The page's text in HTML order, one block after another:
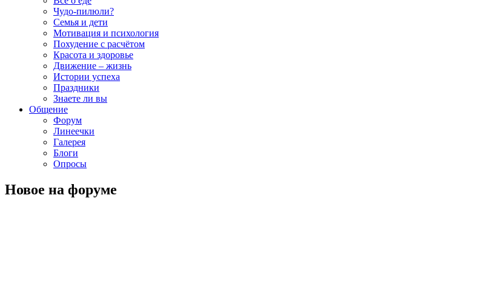
Чудо-пилюли?
Семья и дети
Мотивация и психология
Похудение с расчётом
Красота и здоровье
Движение – жизнь
Истории успеха
Праздники
Знаете ли вы
Общение
Форум
Линеечки
Галерея
Блоги
Опросы
Новое на форуме